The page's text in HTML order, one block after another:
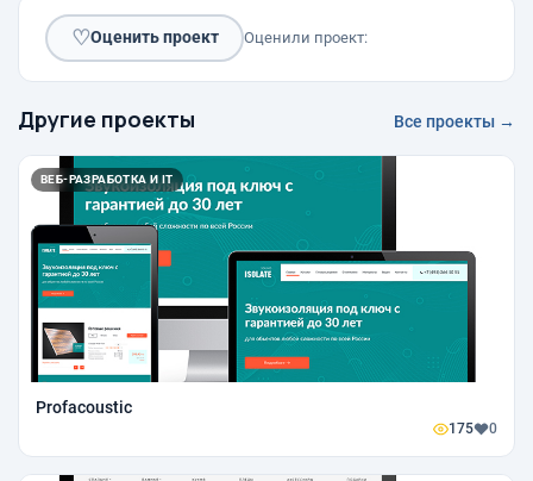
♡Оценить проект Оценили проект:
Другие проекты Все проекты →
ВЕБ-РАЗРАБОТКА И IT
Profacoustic
175 0